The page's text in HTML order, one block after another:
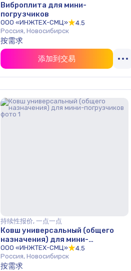
Виброплита для мини-
погрузчиков
ООО «ИНЖТЕХ-СМЦ»
4.5
Россия, Новосибирск
按需求
添加到交易
持续性报价, 一点一点
Ковш универсальный (общего
назначения) для мини-
погрузчиков
ООО «ИНЖТЕХ-СМЦ»
4.5
Россия, Новосибирск
按需求